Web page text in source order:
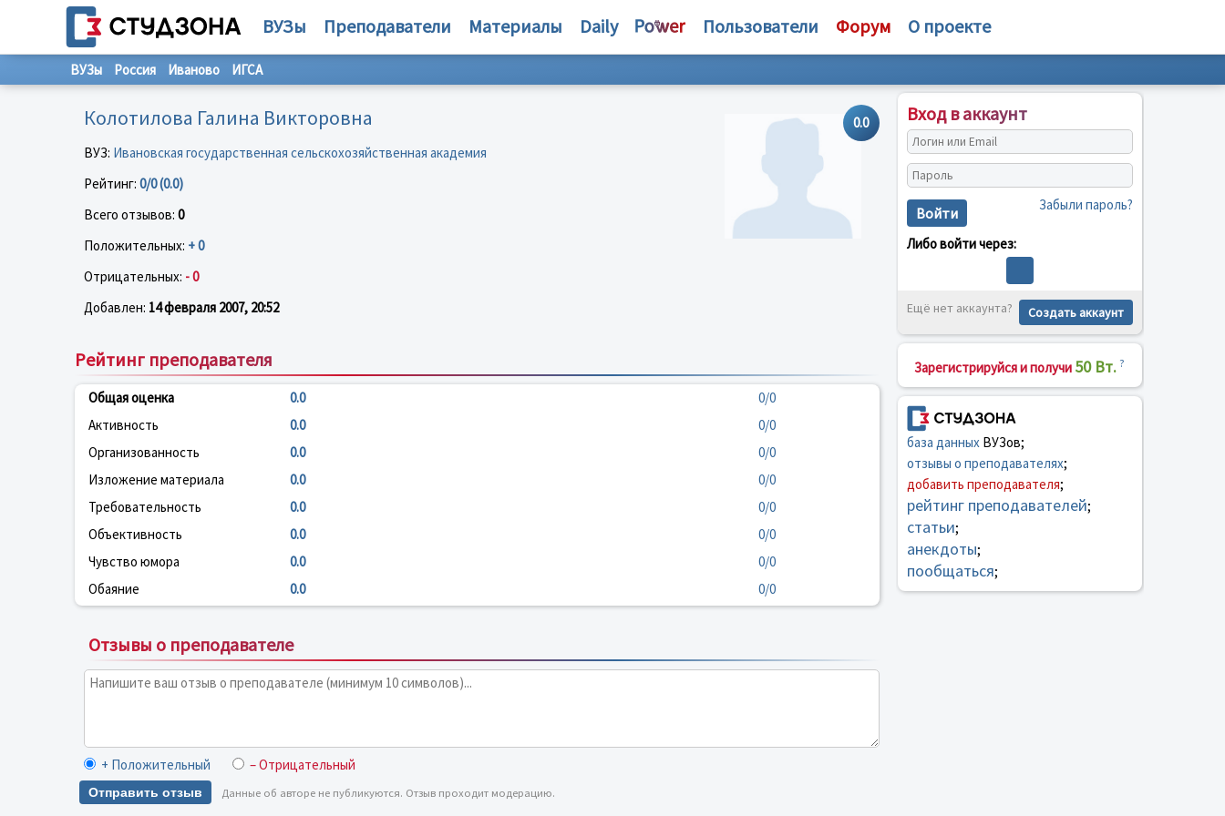
ВУЗы Преподаватели Материалы Daily Пользователи Форум О проекте
ВУЗы Россия Иваново ИГСА
0.0
Колотилова Галина Викторовна
ВУЗ: Ивановская государственная сельскохозяйственная академия
Рейтинг: 0/0 (0.0)
Всего отзывов: 0
Положительных: + 0
Отрицательных: - 0
Добавлен: 14 февраля 2007, 20:52
Рейтинг преподавателя
Общая оценка 0.0
0/0
Активность
0.0
0/0
Организованность
0.0
0/0
Изложение материала
0.0
0/0
Требовательность
0.0
0/0
Объективность
0.0
0/0
Чувство юмора
0.0
0/0
Обаяние
0.0 0/0
Отзывы о преподавателе
+ Положительный – Отрицательный
Отправить отзыв Данные об авторе не публикуются. Отзыв проходит модерацию.
Вход в аккаунт
Войти Забыли пароль?
Либо войти через:
Ещё нет аккаунта? Создать аккаунт
Зарегистрируйся и получи 50 Вт. ?
база данныхВУЗов;
отзывы о преподавателях;
добавить преподавателя;
рейтинг преподавателей;
статьи;
анекдоты;
пообщаться;